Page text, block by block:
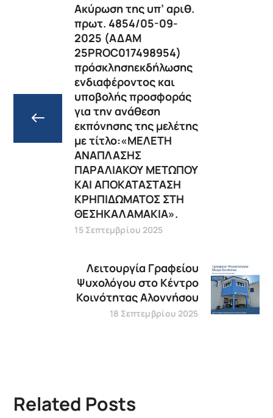
Ακύρωση της υπ’ αριθ.
πρωτ. 4854/05-09-
2025 (ΑΔΑΜ
25PROC017498954)
πρόσκλησηεκδήλωσης
ενδιαφέροντος και
υποβολής προσφοράς
για την ανάθεση
εκπόνησης της μελέτης
με τίτλο:«ΜΕΛΕΤΗ
ΑΝΑΠΛΑΣΗΣ
ΠΑΡΑΛΙΑΚΟΥ ΜΕΤΩΠΟΥ
ΚΑΙ ΑΠΟΚΑΤΑΣΤΑΣΗ
ΚΡΗΠΙΔΩΜΑΤΟΣ ΣΤΗ
ΘΕΣΗΚΑΛΑΜΑΚΙΑ».
15 Σεπτεμβρίου 2025
Λειτουργία Γραφείου
Ψυχολόγου στο Κέντρο
Κοινότητας Αλοννήσου
18 Σεπτεμβρίου 2025
Related Posts